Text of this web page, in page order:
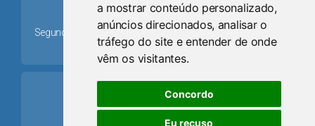
a mostrar conteúdo personalizado,
anúncios direcionados, analisar o
tráfego do site e entender de onde
vêm os visitantes.
Concordo
Eu recuso
Schedule
Segunda-feira a Sexta-feira: 08h às 12h e das 13h30min às
17h30min
mail
Email